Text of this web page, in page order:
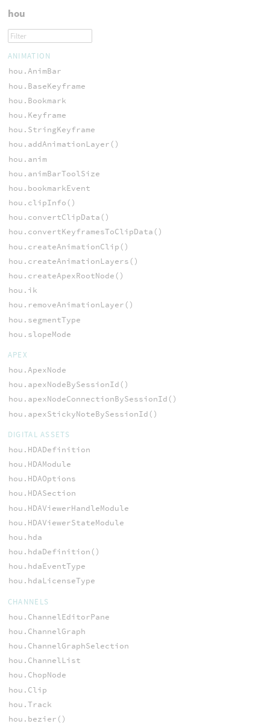
hou
ANIMATION
hou.AnimBar
hou.BaseKeyframe
hou.Bookmark
hou.Keyframe
hou.StringKeyframe
hou.addAnimationLayer()
hou.anim
hou.animBarToolSize
hou.bookmarkEvent
hou.clipInfo()
hou.convertClipData()
hou.convertKeyframesToClipData()
hou.createAnimationClip()
hou.createAnimationLayers()
hou.createApexRootNode()
hou.ik
hou.removeAnimationLayer()
hou.segmentType
hou.slopeMode
APEX
hou.ApexNode
hou.apexNodeBySessionId()
hou.apexNodeConnectionBySessionId()
hou.apexStickyNoteBySessionId()
DIGITAL ASSETS
hou.HDADefinition
hou.HDAModule
hou.HDAOptions
hou.HDASection
hou.HDAViewerHandleModule
hou.HDAViewerStateModule
hou.hda
hou.hdaDefinition()
hou.hdaEventType
hou.hdaLicenseType
CHANNELS
hou.ChannelEditorPane
hou.ChannelGraph
hou.ChannelGraphSelection
hou.ChannelList
hou.ChopNode
hou.Clip
hou.Track
hou.bezier()